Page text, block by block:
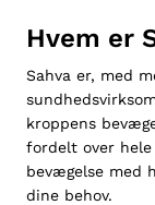
Hvem er
Sahva er, med
kroppens
fordelt over
bevægelse med
dine behov.